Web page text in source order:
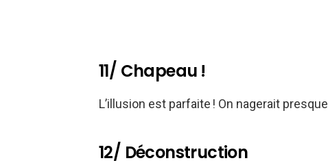
11/ Chapeau !
L’illusion est parfaite ! On nagerait presque
12/ Déconstruction